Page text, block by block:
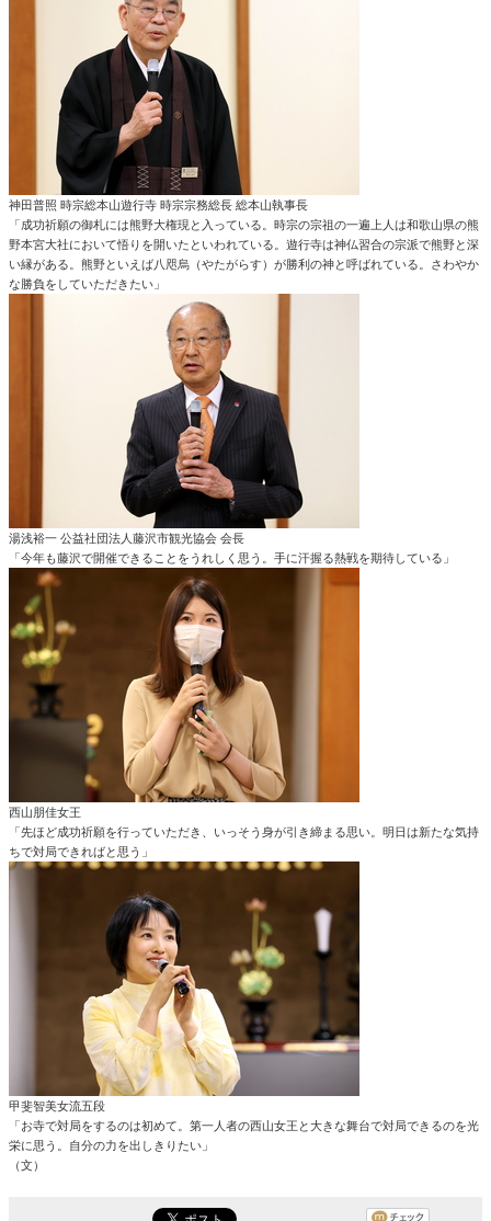
神田普照 時宗総本山遊行寺 時宗宗務総長 総本山執事長
「成功祈願の御札には熊野大権現と入っている。時宗の宗祖の一遍上人は和歌山県の熊
野本宮大社において悟りを開いたといわれている。遊行寺は神仏習合の宗派で熊野と深
い縁がある。熊野といえば八咫烏（やたがらす）が勝利の神と呼ばれている。さわやか
な勝負をしていただきたい」
湯浅裕一 公益社団法人藤沢市観光協会 会長
「今年も藤沢で開催できることをうれしく思う。手に汗握る熱戦を期待している」
西山朋佳女王
「先ほど成功祈願を行っていただき、いっそう身が引き締まる思い。明日は新たな気持
ちで対局できればと思う」
甲斐智美女流五段
「お寺で対局をするのは初めて。第一人者の西山女王と大きな舞台で対局できるのを光
栄に思う。自分の力を出しきりたい」
（文）